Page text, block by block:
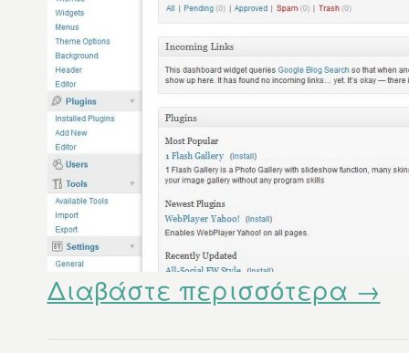
Διαβάστε περισσότερα →